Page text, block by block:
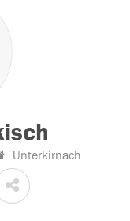
Unterkirnach